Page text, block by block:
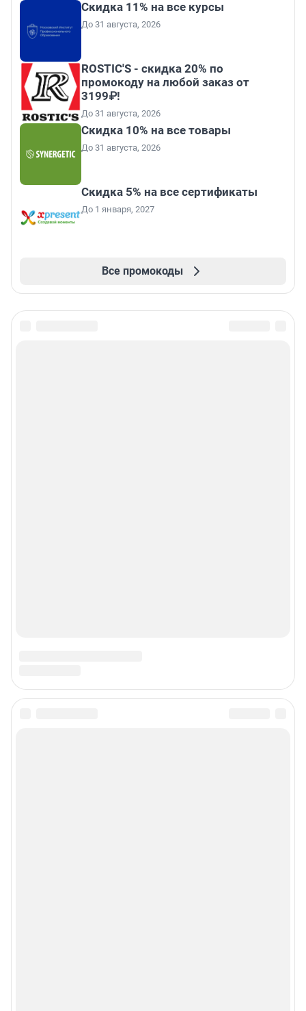
Скидка 11% на все курсы
До 31 августа, 2026
ROSTIC'S - скидка 20% по
промокоду на любой заказ от
3199₽!
До 31 августа, 2026
Скидка 10% на все товары
До 31 августа, 2026
Скидка 5% на все сертификаты
До 1 января, 2027
Все промокоды